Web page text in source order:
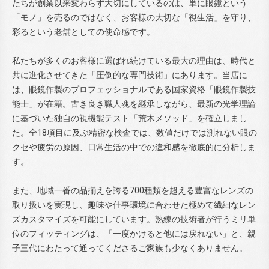
たちが創業以来変わらず大切にしているのは、単に眼鏡という
「モノ」を売るのではなく、お客様の大切な「視生活」を守り、
彩るという老舗としての使命感です。
私たちが多くのお客様に選ばれ続けている最大の理由は、時代と
共に進化させてきた「圧倒的な専門技術」にあります。当店に
は、眼鏡作製のプロフェッショナルである国家資格「眼鏡作製技
能士」が在籍。古き良き職人魂を継承しながら、最新の光学理論
に基づいた独自の視機能テスト「荒木メソッド」を確立しまし
た。全18項目に及ぶ精密な検査では、数値だけでは測れない眼の
クセや疲労の原因、日常生活の中での違和感を徹底的に分析しま
す。
また、地域一番の品揃えを誇る700種類を超える豊富なレンズの
取り扱いを実現し、趣味や仕事環境に合わせた極めて繊細なレン
ズカスタマイズを可能にしています。熟練の技術者が行うミリ単
位のフィッティングは、「一度かけると他には戻れない」と、親
子三代にわたって通ってくださるご家族も少なくありません。